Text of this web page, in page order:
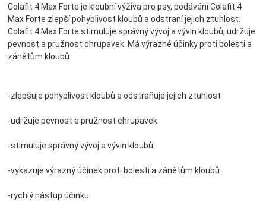
Colafit 4 Max Forte je kloubní výživa pro psy, podávání Colafit 4
Max Forte zlepší pohyblivost kloubů a odstraní jejich ztuhlost.
Colafit 4 Max Forte stimuluje správný vývoj a vývin kloubů, udržuje
pevnost a pružnost chrupavek. Má výrazné účinky proti bolesti a
zánětům kloubů.
-zlepšuje pohyblivost kloubů a odstraňuje jejich ztuhlost
-udržuje pevnost a pružnost chrupavek
-stimuluje správný vývoj a vývin kloubů
-vykazuje výrazný účinek proti bolesti a zánětům kloubů
-rychlý nástup účinku